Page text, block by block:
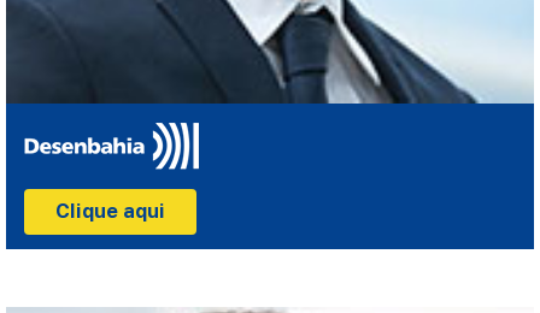
Clique aqui